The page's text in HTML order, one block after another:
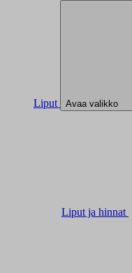
Liput Avaa valikko
Liput ja hinnat